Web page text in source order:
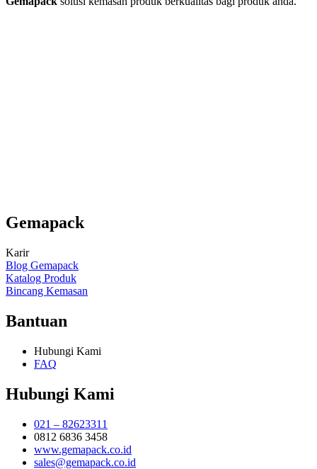
Gemapack
Karir
Blog Gemapack
Katalog Produk
Bincang Kemasan
Bantuan
Hubungi Kami
FAQ
Hubungi Kami
021 – 82623311
0812 6836 3458
www.gemapack.co.id
sales@gemapack.co.id